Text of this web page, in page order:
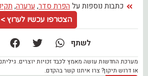
כתבות נוספות על הפרת סדר, ערערה,
הצטרפו עכשיו לערוץ >
לשתף
מערכת החדשות עושה מאמץ לכבד זכויות יוצרים.
או דרוש תיקון? צרו איתנו קשר בהקדם.